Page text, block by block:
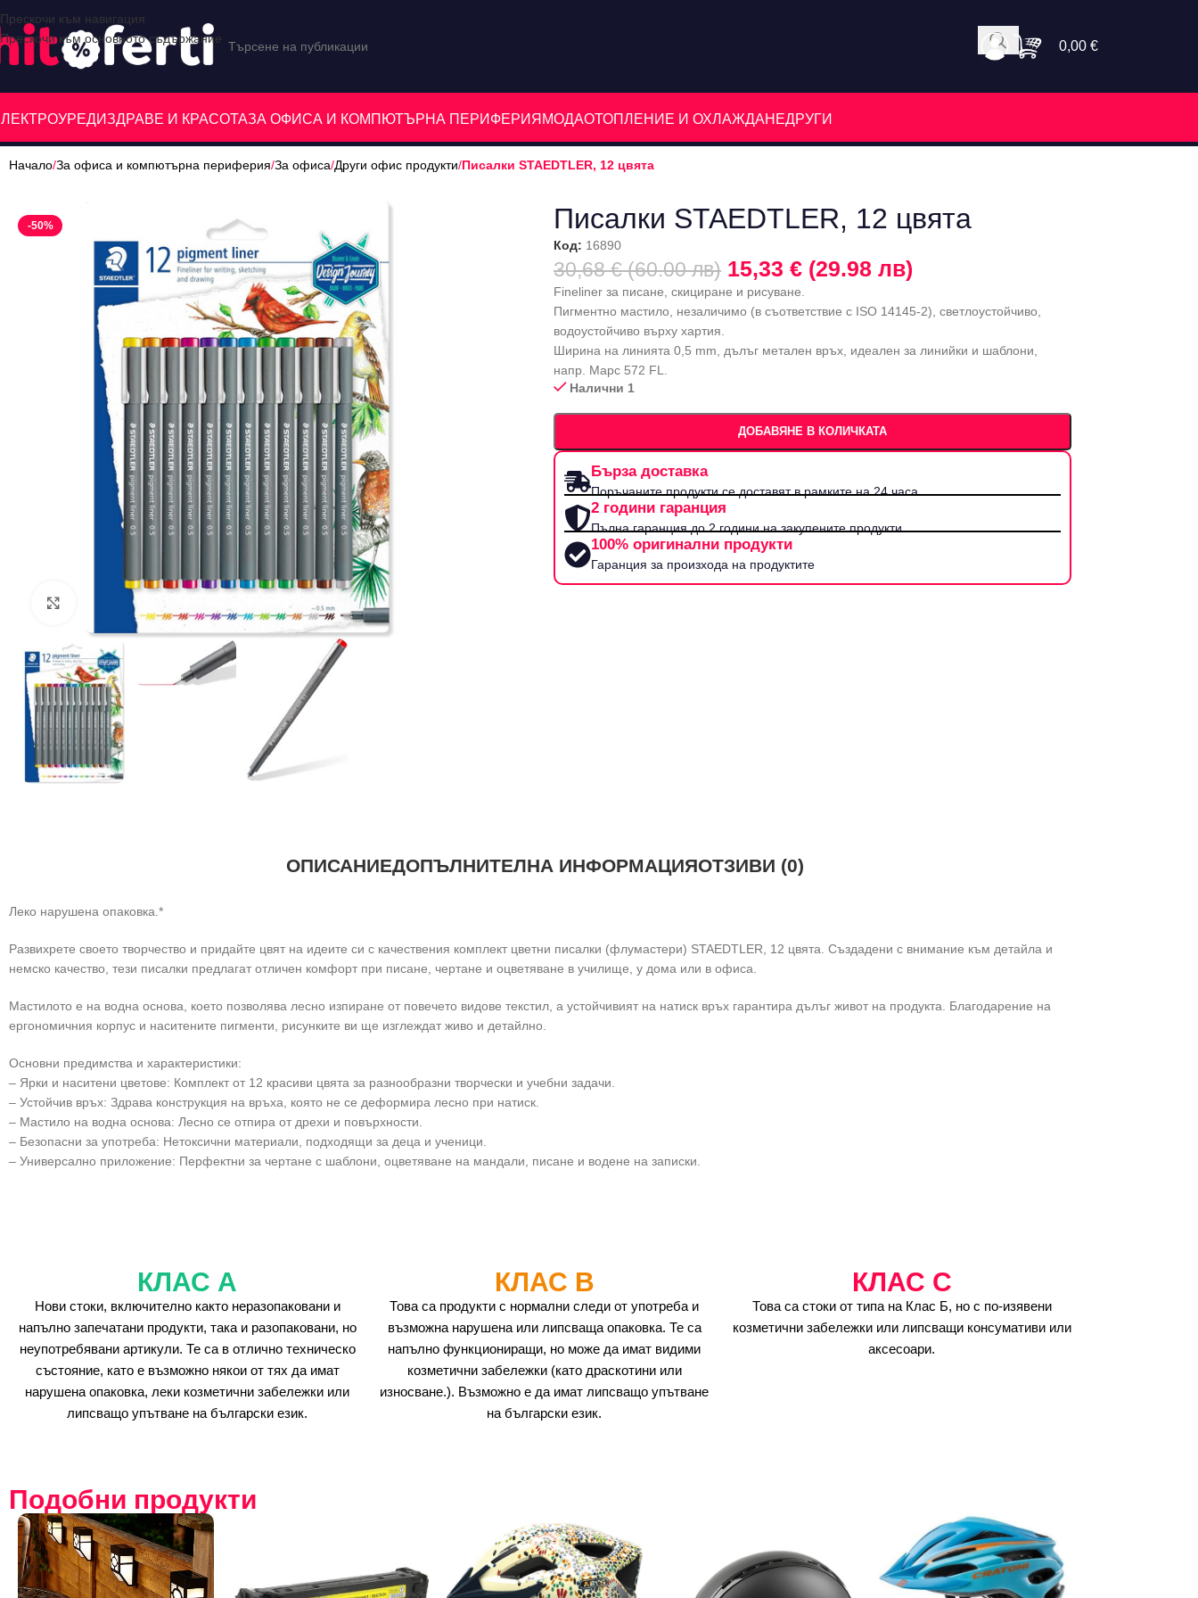
Прескочи към навигация
Прескочи към основното съдържание
0,00 €
ЗДРАВЕ И КРАСОТАЗА ОФИСА И КОМПЮТЪРНА ПЕРИФЕРИЯ МОДАОТОПЛЕНИЕ И ОХЛАЖДАНЕДРУГИ
Начало/За офиса и компютърна периферия/За офиса/Други офис продукти/Писалки STAEDTLER, 12 цвята
-50%
Щракнете за уголемяване
Писалки STAEDTLER, 12 цвята
Код: 16890
30,68 € (60.00 лв) 15,33 € (29.98 лв)
Fineliner за писане, скициране и рисуване.
Пигментно мастило, незаличимо (в съответствие с ISO 14145-2), светлоустойчиво,
водоустойчиво върху хартия.
Ширина на линията 0,5 mm, дълъг метален връх, идеален за линийки и шаблони,
напр. Марс 572 FL.
Налични 1
ДОБАВЯНЕ В КОЛИЧКАТА
Бърза доставка
Поръчаните продукти се доставят в рамките на 24 часа.
2 години гаранция
Пълна гаранция до 2 години на закупените продукти
100% оригинални продукти
Гаранция за произхода на продуктите
ОПИСАНИЕДОПЪЛНИТЕЛНА ИНФОРМАЦИЯОТЗИВИ (0)
Леко нарушена опаковка.*
Развихрете своето творчество и придайте цвят на идеите си с качествения комплект цветни писалки (флумастери) STAEDTLER, 12 цвята. Създадени с внимание към детайла и
немско качество, тези писалки предлагат отличен комфорт при писане, чертане и оцветяване в училище, у дома или в офиса.
Мастилото е на водна основа, което позволява лесно изпиране от повечето видове текстил, а устойчивият на натиск връх гарантира дълъг живот на продукта. Благодарение на
ергономичния корпус и наситените пигменти, рисунките ви ще изглеждат живо и детайлно.
Основни предимства и характеристики:
– Ярки и наситени цветове: Комплект от 12 красиви цвята за разнообразни творчески и учебни задачи.
– Устойчив връх: Здрава конструкция на връха, която не се деформира лесно при натиск.
– Мастило на водна основа: Лесно се отпира от дрехи и повърхности.
– Безопасни за употреба: Нетоксични материали, подходящи за деца и ученици.
– Универсално приложение: Перфектни за чертане с шаблони, оцветяване на мандали, писане и водене на записки.
КЛАС А
Нови стоки, включително както неразопаковани и
напълно запечатани продукти, така и разопаковани, но
неупотребявани артикули. Те са в отлично техническо
състояние, като е възможно някои от тях да имат
нарушена опаковка, леки козметични забележки или
липсващо упътване на български език.
КЛАС B
Това са продукти с нормални следи от употреба и
възможна нарушена или липсваща опаковка. Те са
напълно функциониращи, но може да имат видими
козметични забележки (като драскотини или
износване.). Възможно е да имат липсващо упътване
на български език.
КЛАС C
Това са стоки от типа на Клас Б, но с по-изявени
козметични забележки или липсващи консумативи или
аксесоари.
Подобни продукти